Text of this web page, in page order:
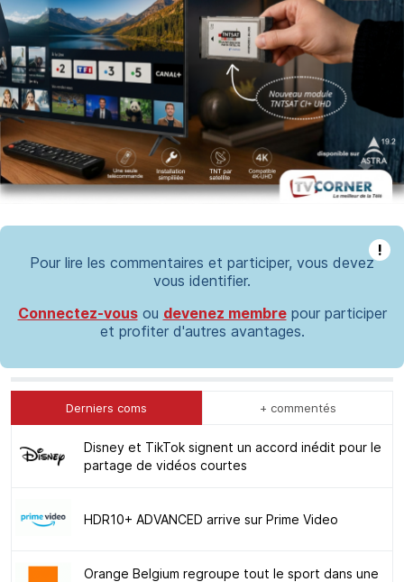
!
Pour lire les commentaires et participer, vous devez
vous identifier.
Connectez-vousou devenez membrepour participer
et profiter d'autres avantages.
Derniers coms + commentés
Disney et TikTok signent un accord inédit pour le
partage de vidéos courtes
HDR10+ ADVANCED arrive sur Prime Video
Orange Belgium regroupe tout le sport dans une